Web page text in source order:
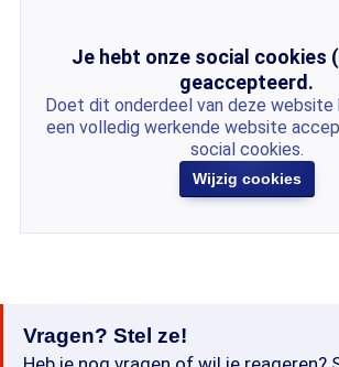
Je hebt onze social cookies
geaccepteerd.
Doet dit onderdeel van deze website
een volledig werkende website
social cookies.
Wijzig cookies
Vragen? Stel ze!